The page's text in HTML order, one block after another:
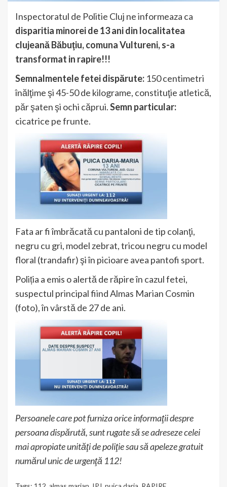
Inspectoratul de Politie Cluj ne informeaza ca
disparitia minorei de 13 ani din localitatea
clujeană Băbuţiu, comuna Vultureni, s-a
transformat in rapire!!!
Semnalmentele fetei dispărute: 150 centimetri
înălţime şi 45-50 de kilograme, constituţie atletică,
păr şaten şi ochi căprui.Semn particular:
cicatrice pe frunte.
Fata ar fi îmbrăcată cu pantaloni de tip colanţi,
negru cu gri, model zebrat, tricou negru cu model
floral (trandafir) şi în picioare avea pantofi sport.
Poliția a emis o alertă de răpire în cazul fetei,
suspectul principal fiind Almas Marian Cosmin
(foto), în vârstă de 27 de ani.
Persoanele care pot furniza orice informaţii despre
persoana dispărută, sunt rugate să se adreseze celei
mai apropiate unităţi de poliţie sau să apeleze gratuit
numărul unic de urgenţă 112!